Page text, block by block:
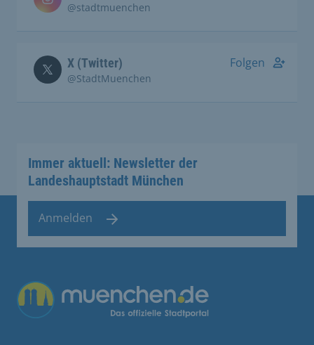
@stadtmuenchen
X (Twitter)
@StadtMuenchen
Folgen
Immer aktuell: Newsletter der
Landeshauptstadt München
Anmelden